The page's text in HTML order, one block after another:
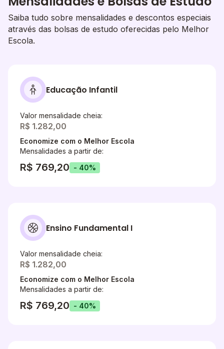
Saiba tudo sobre mensalidades e descontos especiais
através das bolsas de estudo oferecidas pelo Melhor
Escola.
Educação Infantil
Valor mensalidade cheia:
R$ 1.282,00
Economize com o Melhor Escola
Mensalidades a partir de:
R$ 769,20 - 40%
Ensino Fundamental I
Valor mensalidade cheia:
R$ 1.282,00
Economize com o Melhor Escola
Mensalidades a partir de:
R$ 769,20 - 40%